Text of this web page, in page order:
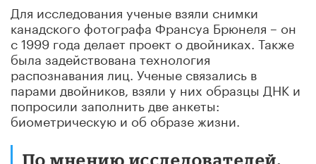
Для исследования ученые взяли снимки
канадского фотографа Франсуа Брюнеля – он
с 1999 года делает проект о двойниках. Также
была задействована технология
распознавания лиц. Ученые связались в
парами двойников, взяли у них образцы ДНК и
попросили заполнить две анкеты:
биометрическую и об образе жизни.
По мнению исследователей,